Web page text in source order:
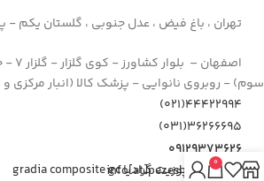
تهران ، باغ فیض ، عدل جنوبی ، گلستان یکم -
سوم) - روبروی نانوایی - پزشک کالا (انبار مرکزی و
44422994(021)
۳۶۲۶۶۶۹۵(۰۳۱)
۰۹۱۲۹۳۷۳۶۲۶
info[at]pezeshkkala.com
کامپوزیت گرادیا gradia composite gc 0